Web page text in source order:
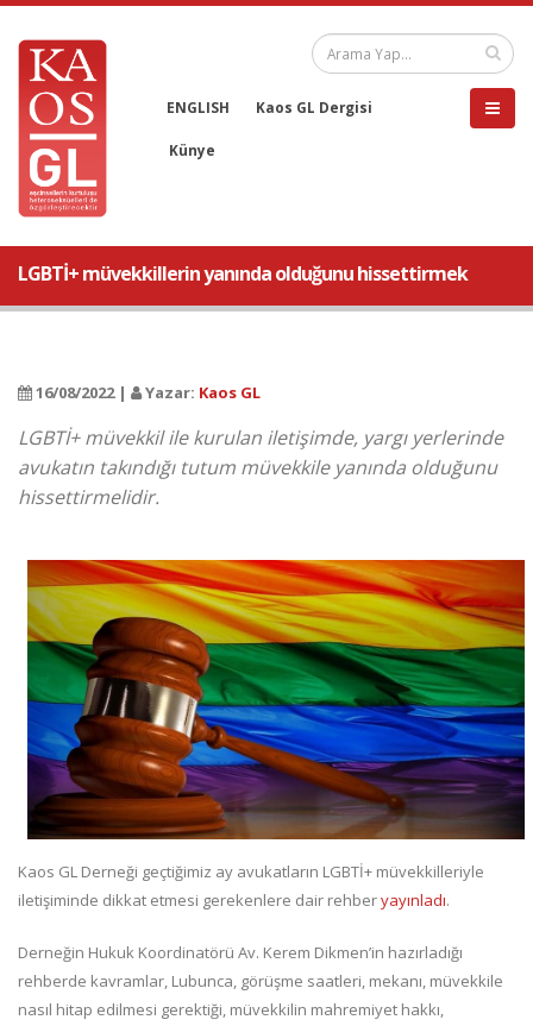
ENGLISH Kaos GL Dergisi
Künye
LGBTİ+ müvekkillerin yanında olduğunu hissettirmek
16/08/2022 | Yazar: Kaos GL
LGBTİ+ müvekkil ile kurulan iletişimde, yargı yerlerinde
avukatın takındığı tutum müvekkile yanında olduğunu
hissettirmelidir.
Kaos GL Derneği geçtiğimiz ay avukatların LGBTİ+ müvekkilleriyle
iletişiminde dikkat etmesi gerekenlere dair rehberyayınladı.
Derneğin Hukuk Koordinatörü Av. Kerem Dikmen’in hazırladığı
rehberde kavramlar, Lubunca, görüşme saatleri, mekanı, müvekkile
nasıl hitap edilmesi gerektiği, müvekkilin mahremiyet hakkı,